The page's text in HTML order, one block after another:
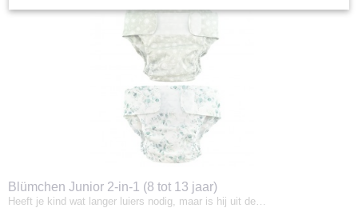
Blümchen Junior 2-in-1 (8 tot 13 jaar)
Heeft je kind wat langer luiers nodig, maar is hij uit de…